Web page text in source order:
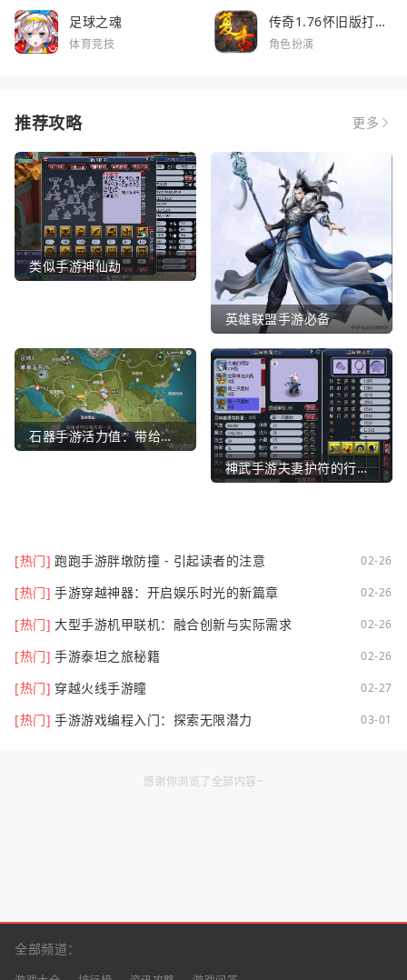
足球之魂
体育竞技
传奇1.76怀旧版打金
服
角色扮演
推荐攻略 更多
类似手游神仙劫
英雄联盟手游必备
石器手游活力值：带给你全新的游戏体验
神武手游夫妻护符的行业文章
[热门] 跑跑手游胖墩防撞 - 引起读者的注意 02-26
[热门] 手游穿越神器：开启娱乐时光的新篇章 02-26
[热门] 大型手游机甲联机：融合创新与实际需求 02-26
[热门] 手游泰坦之旅秘籍 02-26
[热门] 穿越火线手游瞳 02-27
[热门] 手游游戏编程入门：探索无限潜力 03-01
感谢你浏览了全部内容~
全部频道：